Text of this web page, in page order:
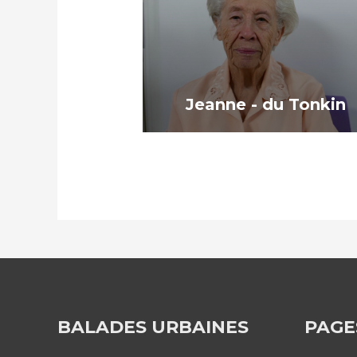
Jeanne - du Tonkin
BALADES URBAINES